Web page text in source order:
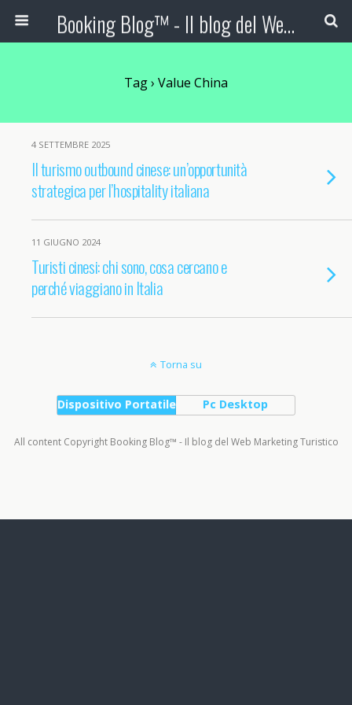
Booking Blog™ - Il blog del Web Marketing Turistico
Tag › Value China
4 SETTEMBRE 2025
Il turismo outbound cinese: un’opportunità
strategica per l’hospitality italiana
11 GIUGNO 2024
Turisti cinesi: chi sono, cosa cercano e
perché viaggiano in Italia
Torna su
Dispositivo Portatile Pc Desktop
All content Copyright Booking Blog™ - Il blog del Web Marketing Turistico